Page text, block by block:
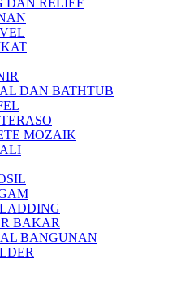
DAN RELIEF
DAN BATHTUB
MOZAIK
BAKAR
BANGUNAN